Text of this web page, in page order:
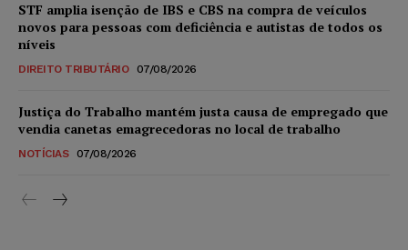
STF amplia isenção de IBS e CBS na compra de veículos
novos para pessoas com deficiência e autistas de todos os
níveis
DIREITO TRIBUTÁRIO 07/08/2026
Justiça do Trabalho mantém justa causa de empregado que
vendia canetas emagrecedoras no local de trabalho
NOTÍCIAS 07/08/2026